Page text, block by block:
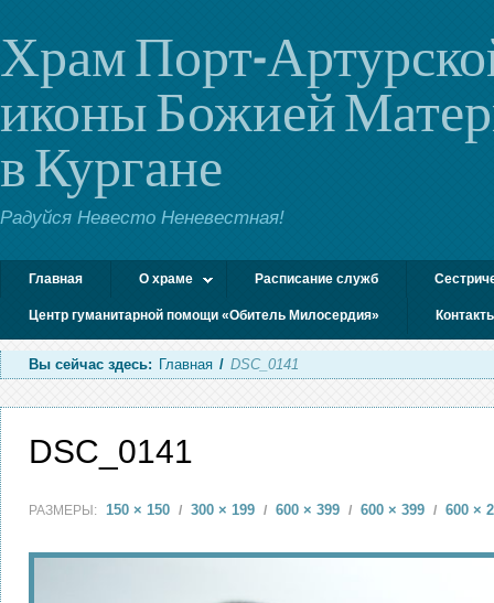
Храм Порт-
иконы Божией
в Кургане
Радуйся Невесто Неневестная!
Главная О храме Расписание служб
Центр гуманитарной помощи «Обитель Милосердия»
Вы сейчас здесь: Главная / DSC_0141
DSC_0141
РАЗМЕРЫ: 150 × 150 / 300 × 199 / 600 × 399 / 600 × 399 / 600 ×